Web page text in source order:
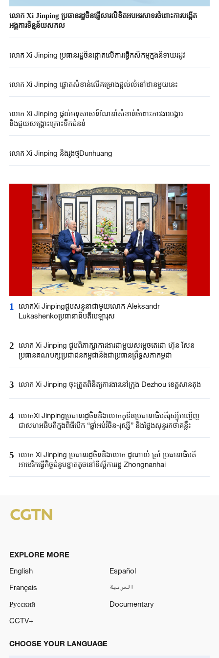
លោក​ Xi Jinping ប្រធានរដ្ឋចិន​ផ្ញើ​សារ​លិខិត​អបអរសាទរ​ចំពោះការ​បង្កើត
អង្គការ​ទិន្នន័យ​សកល​
លោក​ Xi Jinping ប្រធានរដ្ឋ​ចិន​ផ្តោត​លើ​ការ​​ធ្វើ​កសិកម្ម​ក្នុ​ងនិទាឃរដូវ​
លោក​ Xi Jinping ផ្តោតសំខាន់លើគម្រោង​ផ្តល់លំនៅឋានមួយនេះ
លោក​ Xi Jinping ផ្តល់អនុសាសន៍ណែនាំសំខាន់ចំពោះការងារបង្ការ
និងជួយសង្គ្រោះ​គ្រោះទឹកជំនន់
លោក​ Xi Jinping និងរូងថ្មDunhuang
1
លោកXi Jinpingជួបសន្ទនាជាមួយលោក Aleksandr
Lukashenkoប្រធានាធិបតីបេឡារុស
2 លោក Xi Jinping ​ជួបពិភាក្សា​ការងារជាមួយ​សម្តេច​តេជោ ហ៊ុន សែន ​
ប្រធានគណបក្ស​ប្រជាជន​កម្ពុជានិងជា​ប្រធានព្រឹទ្ធសភា​កម្ពុជា​
3 លោក Xi Jinping ចុះត្រួតពិនិត្យការងារនៅក្រុង Dezhou ខេត្តសានតុង
4 លោកXi Jinpingប្រធានរដ្ឋចិននិងលោកភូទីនប្រធានាធិបតីរុស្ស៊ីអញ្ជើញ
ជាសហអធិបតីក្នុងពិធីបើក “ឆ្នាំអប់រំចិន-រុស្ស៊ី” និងថ្លែងសុន្ទរកថាគន្លឹះ
5 លោក Xi Jinping​ ប្រធានរដ្ឋចិន​និងលោក​ ដូណាល់ ត្រាំ ​ប្រធានាធិបតី​
អាមេរិកធ្វើ​កិច្ចជំនួប​ខ្នាតតូច​នៅទីស្តីការរដ្ឋ​ Zhongnanhai ​
EXPLORE MORE
English
Español
Français
العربية
Русский
Documentary
CCTV+
CHOOSE YOUR LANGUAGE